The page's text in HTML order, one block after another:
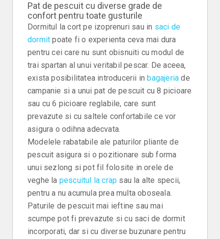
Pat de pescuit cu diverse grade de
confort pentru toate gusturile
Dormitul la cort pe izoprenuri sau in saci de
dormit poate fi o experienta ceva mai dura
pentru cei care nu sunt obisnuiti cu modul de
trai spartan al unui veritabil pescar. De aceea,
exista posibilitatea introducerii inbagajeria de
campanie si a unui pat de pescuit cu 8 picioare
sau cu 6 picioare reglabile, care sunt
prevazute si cu saltele confortabile ce vor
asigura o odihna adecvata.
Modelele rabatabile ale paturilor pliante de
pescuit asigura si o pozitionare sub forma
unui sezlong si pot fil folosite in orele de
veghe la pescuitul la crap sau la alte specii,
pentru a nu acumula prea multa oboseala.
Paturile de pescuit mai ieftine sau mai
scumpe pot fi prevazute si cu saci de dormit
incorporati, dar si cu diverse buzunare pentru